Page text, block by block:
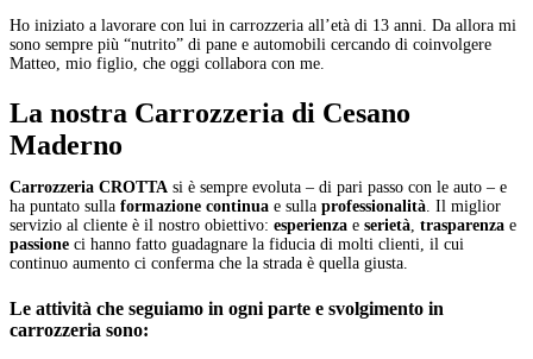
Ho iniziato a lavorare con lui in carrozzeria all’età di 13 anni. Da allora mi
sono sempre più “nutrito” di pane e automobili cercando di coinvolgere
Matteo, mio figlio, che oggi collabora con me.
La nostra Carrozzeria di Cesano
Maderno
Carrozzeria CROTTA si è sempre evoluta – di pari passo con le auto – e
ha puntato sulla formazione continua e sulla professionalità. Il miglior
servizio al cliente è il nostro obiettivo: esperienza e serietà, trasparenza e
passione ci hanno fatto guadagnare la fiducia di molti clienti, il cui
continuo aumento ci conferma che la strada è quella giusta.
Le attività che seguiamo in ogni parte e svolgimento in
carrozzeria sono: